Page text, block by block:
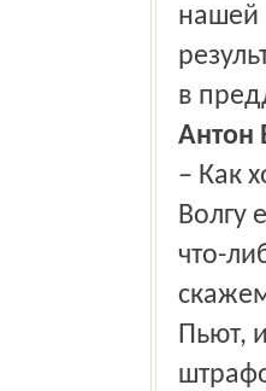
нашей
в
Антон
– Как
Волгу
что-
Пьют,